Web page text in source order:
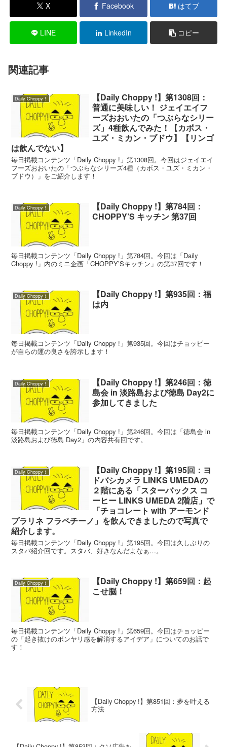
X Facebook はてブ
LINE LinkedIn コピー
関連記事
Daily Choppy！
【Daily Choppy !】第1308回：
普通に美味しい！ ジェイエイフ
ーズおおいたの「つぶらなシリー
ズ」4種飲んでみた！【カボス・
ユズ・ミカン・ブドウ】【リンゴ
は飲んでない】
毎日掲載コンテンツ「Daily Choppy !」第1308回。今回はジェイエイ
フーズおおいたの「つぶらなシリーズ4種（カボス・ユズ・ミカン・
ブドウ）」をご紹介します！
Daily Choppy！
【Daily Choppy !】第784回：
CHOPPY’S キッチン 第37回
毎日掲載コンテンツ「Daily Choppy !」第784回。今回は「Daily
Choppy !」内のミニ企画「CHOPPY’Sキッチン」の第37回です！
Daily Choppy！
【Daily Choppy !】第935回：福
は内
毎日掲載コンテンツ「Daily Choppy !」第935回。今回はチョッピー
が自らの運の良さを誇示します！
Daily Choppy！
【Daily Choppy !】第246回：徳
島会 in 淡路島および徳島 Day2に
参加してきました
毎日掲載コンテンツ「Daily Choppy !」第246回。今回は「徳島会 in
淡路島および徳島 Day2」の内容共有回です。
Daily Choppy！
【Daily Choppy !】第195回：ヨ
ドバシカメラ LINKS UMEDAの
２階にある「スターバックス コ
ーヒー LINKS UMEDA 2階店」で
「チョコレート with アーモンド
プラリネ フラペチーノ」を飲んできましたので写真で
紹介します。
毎日掲載コンテンツ「Daily Choppy !」第195回。今回は久しぶりの
スタバ紹介回です。スタバ、好きなんだよなぁ…。
Daily Choppy！
【Daily Choppy !】第659回：起
こせ脳！
毎日掲載コンテンツ「Daily Choppy !」第659回。今回はチョッピー
の「起き抜けのボンヤリ感を解消するアイデア」についてのお話で
す！
【Daily Choppy !】第851回：夢を叶える
方法